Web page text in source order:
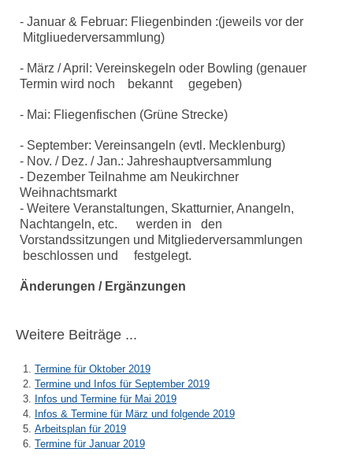
- Januar & Februar: Fliegenbinden :(jeweils vor der
Mitgliuederversammlung)
- März / April: Vereinskegeln oder Bowling (genauer
Termin wird noch bekannt gegeben)
- Mai: Fliegenfischen (Grüne Strecke)
- September: Vereinsangeln (evtl. Mecklenburg)
- Nov. / Dez. / Jan.: Jahreshauptversammlung
- Dezember Teilnahme am Neukirchner
Weihnachtsmarkt
- Weitere Veranstaltungen, Skatturnier, Anangeln,
Nachtangeln, etc. werden in den
Vorstandssitzungen und Mitgliederversammlungen
beschlossen und festgelegt.
Änderungen / Ergänzungen
Weitere Beiträge ...
Termine für Oktober 2019
Termine und Infos für September 2019
Infos und Termine für Mai 2019
Infos & Termine für März und folgende 2019
Arbeitsplan für 2019
Termine für Januar 2019